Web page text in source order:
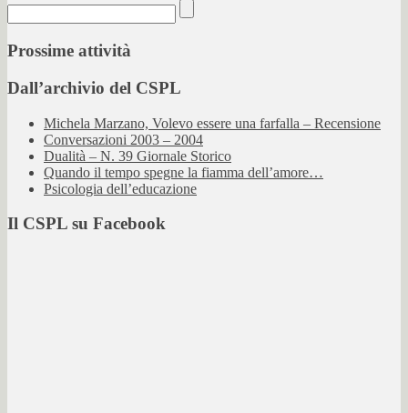
Prossime attività
Dall’archivio del CSPL
Michela Marzano, Volevo essere una farfalla – Recensione
Conversazioni 2003 – 2004
Dualità – N. 39 Giornale Storico
Quando il tempo spegne la fiamma dell’amore…
Psicologia dell’educazione
Il CSPL su Facebook